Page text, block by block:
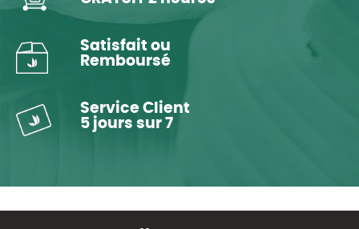
Satisfait ou
Remboursé
Service Client
5 jours sur 7